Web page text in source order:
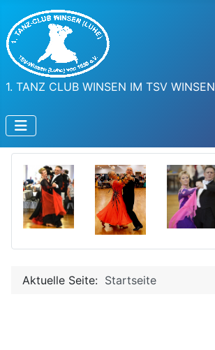
1. TANZ CLUB WINSEN IM TSV WINSEN
Aktuelle Seite: Startseite